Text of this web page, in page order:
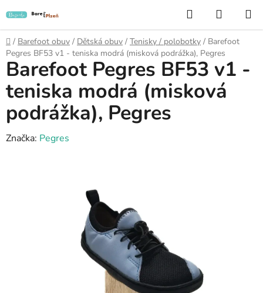
na
obsah
Hledat
KOŠÍK
Domů
/ Barefoot obuv / Dětská obuv / Tenisky / polobotky / Barefoot
Pegres BF53 v1 - teniska modrá (misková podrážka), Pegres
Barefoot Pegres BF53 v1 -
teniska modrá (misková
podrážka), Pegres
Značka: Pegres